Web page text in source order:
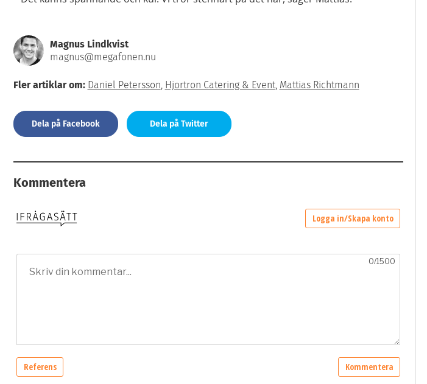
Magnus Lindkvist
magnus@megafonen.nu
Fler artiklar om: Daniel Petersson, Hjortron Catering & Event, Mattias Richtmann
Dela på Facebook Dela på Twitter
Kommentera